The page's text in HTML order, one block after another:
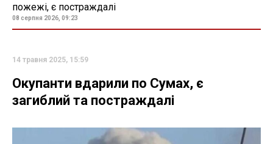
пожежі, є постраждалі
08 серпня 2026, 09:23
14 травня 2025, 15:59
Окупанти вдарили по Сумах, є
загиблий та постраждалі